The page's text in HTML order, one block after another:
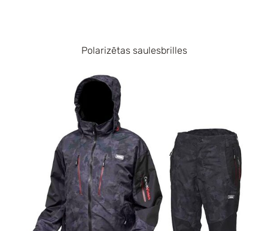
Polarizētas saulesbrilles